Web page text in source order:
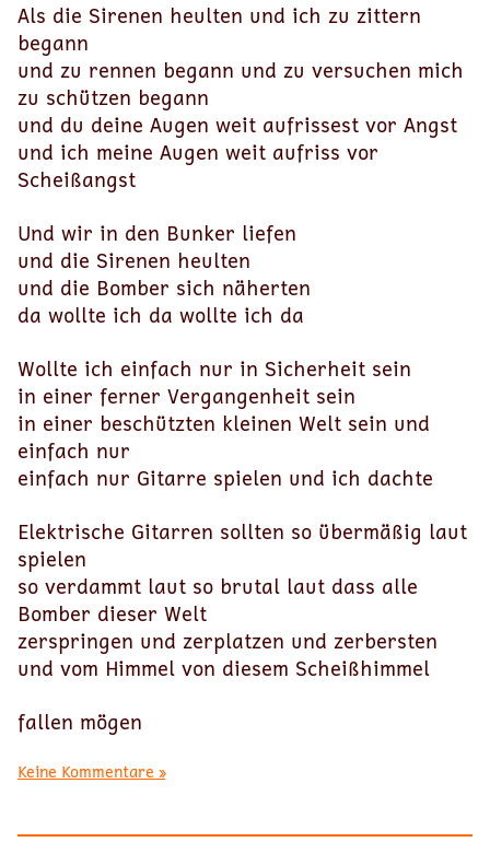
Als die Sirenen heulten und ich zu zittern
begann
und zu rennen begann und zu versuchen mich
zu schützen begann
und du deine Augen weit aufrissest vor Angst
und ich meine Augen weit aufriss vor
Scheißangst
Und wir in den Bunker liefen
und die Sirenen heulten
und die Bomber sich näherten
da wollte ich da wollte ich da
Wollte ich einfach nur in Sicherheit sein
in einer ferner Vergangenheit sein
in einer beschützten kleinen Welt sein und
einfach nur
einfach nur Gitarre spielen und ich dachte
Elektrische Gitarren sollten so übermäßig laut
spielen
so verdammt laut so brutal laut dass alle
Bomber dieser Welt
zerspringen und zerplatzen und zerbersten
und vom Himmel von diesem Scheißhimmel
fallen mögen
Keine Kommentare »